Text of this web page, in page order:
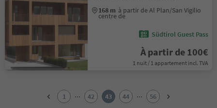
168 m à partir de Al Plan/San Vigilio
centre de
Südtirol Guest Pass
À partir de 100€
1 nuit / 1 appartement incl. TVA
1 ... 42 43 44 ...
56